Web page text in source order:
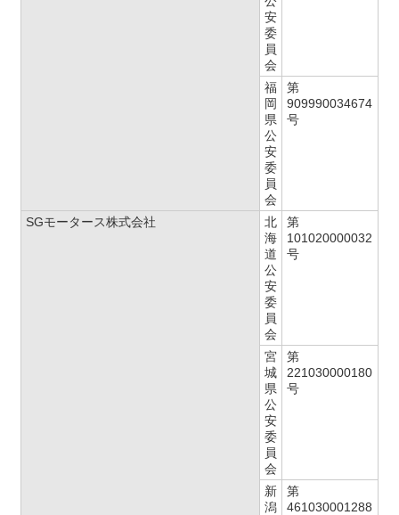
安
委
員
会
福
岡
県
公
安
委
員
会
第
909990034674
号
SGモータース株式会社
北
海
道
公
安
委
員
会
第
101020000032
号
宮
城
県
公
安
委
員
会
第
221030000180
号
新
潟
第
461030001288